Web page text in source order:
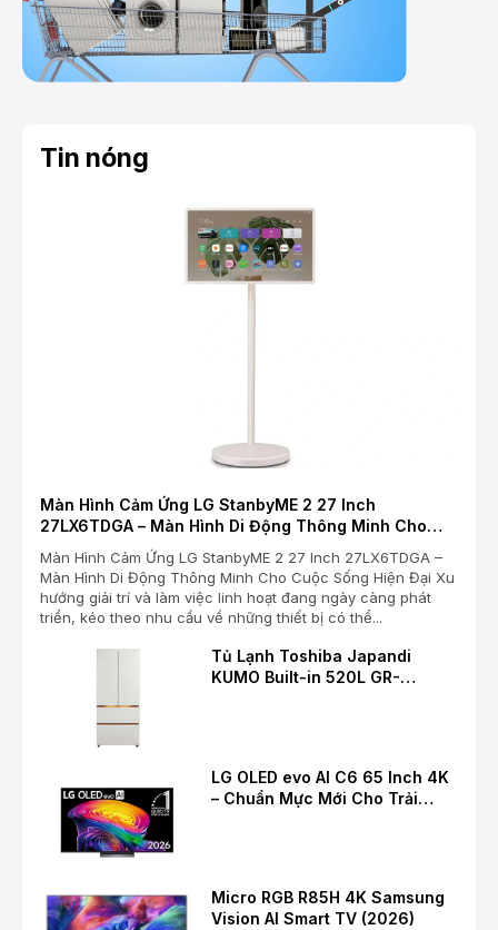
Tin nóng
Màn Hình Cảm Ứng LG StanbyME 2 27 Inch
27LX6TDGA – Màn Hình Di Động Thông Minh Cho
Cuộc Sống Hiện Đại
Màn Hình Cảm Ứng LG StanbyME 2 27 Inch 27LX6TDGA –
Màn Hình Di Động Thông Minh Cho Cuộc Sống Hiện Đại Xu
hướng giải trí và làm việc linh hoạt đang ngày càng phát
triển, kéo theo nhu cầu về những thiết bị có thể...
Tủ Lạnh Toshiba Japandi
KUMO Built-in 520L GR-
LG OLED evo AI C6 65 Inch 4K
– Chuẩn Mực Mới Cho Trải
Micro RGB R85H 4K Samsung
Vision AI Smart TV (2026)